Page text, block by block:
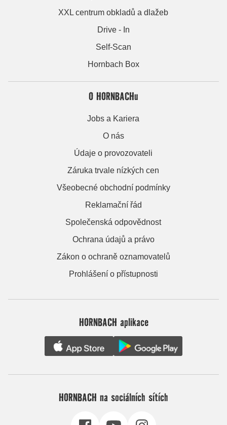
XXL centrum obkladů a dlažeb
Drive - In
Self-Scan
Hornbach Box
O HORNBACHu
Jobs a Kariera
O nás
Údaje o provozovateli
Záruka trvale nízkých cen
Všeobecné obchodní podmínky
Reklamační řád
Společenská odpovědnost
Ochrana údajů a právo
Zákon o ochraně oznamovatelů
Prohlášení o přístupnosti
HORNBACH aplikace
HORNBACH na sociálních sítích